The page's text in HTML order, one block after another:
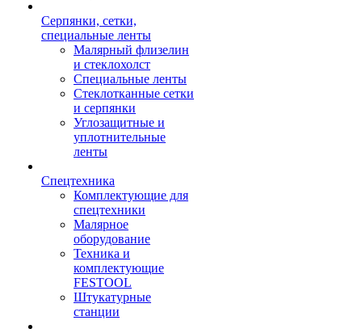
Серпянки, сетки,
специальные ленты
Малярный флизелин
и стеклохолст
Специальные ленты
Стеклотканные сетки
и серпянки
Углозащитные и
уплотнительные
ленты
Спецтехника
Комплектующие для
спецтехники
Малярное
оборудование
Техника и
комплектующие
FESTOOL
Штукатурные
станции